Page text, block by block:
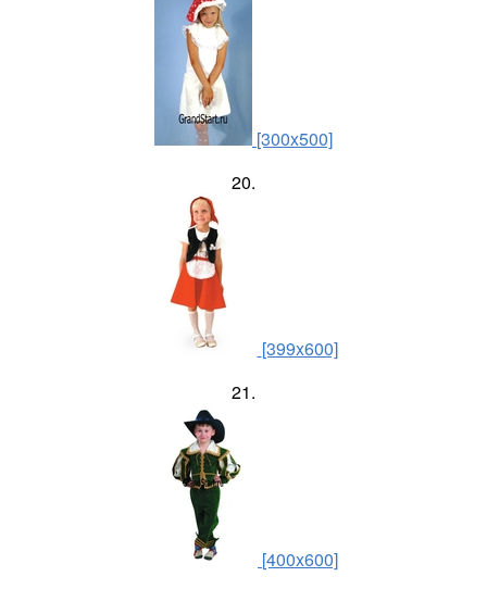
[300x500]
20.
[399x600]
21.
[400x600]